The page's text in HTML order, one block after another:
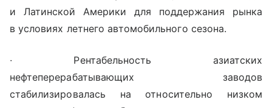
и Латинской Америки для поддержания рынка
в условиях летнего автомобильного сезона.
∙ Рентабельность азиатских
нефтеперерабатывающих заводов
стабилизировалась на относительно низком